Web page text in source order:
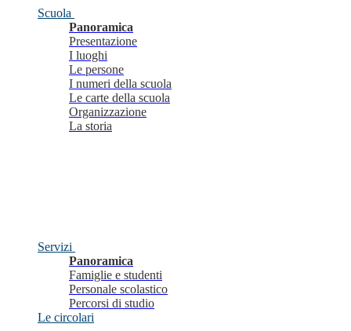
Scuola
Panoramica
Presentazione
I luoghi
Le persone
I numeri della scuola
Le carte della scuola
Organizzazione
La storia
Servizi
Panoramica
Famiglie e studenti
Personale scolastico
Percorsi di studio
Le circolari